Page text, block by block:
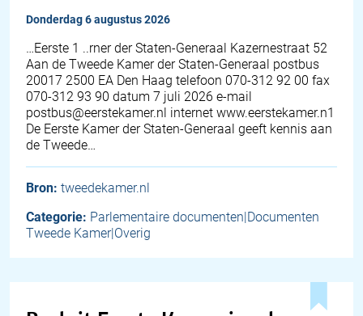
donderdag 6 augustus 2026
…Eerste 1 ..rner der Staten-Generaal Kazernestraat 52
Aan de Tweede Kamer der Staten-Generaal postbus
20017 2500 EA Den Haag telefoon 070-312 92 00 fax
070-312 93 90 datum 7 juli 2026 e-mail
postbus@eerstekamer.nl internet www.eerstekamer.n1
De Eerste Kamer der Staten-Generaal geeft kennis aan
de Tweede…
Bron: tweedekamer.nl
Categorie: Parlementaire documenten|Documenten
Tweede Kamer|Overig